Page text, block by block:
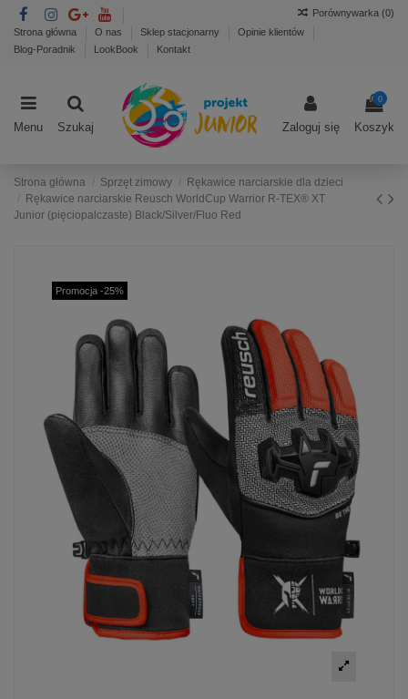
Strona główna O nas Sklep stacjonarny
Opinie klientów
Blog-Poradnik
LookBook Kontakt
Porównywarka (0)
Menu Szukaj Zaloguj się
0
Koszyk
Strona główna Sprzęt zimowy
Rękawice narciarskie dla dzieci
Rękawice narciarskie Reusch WorldCup Warrior R-TEX® XT
Junior (pięciopalczaste) Black/Silver/Fluo Red
Promocja -25%